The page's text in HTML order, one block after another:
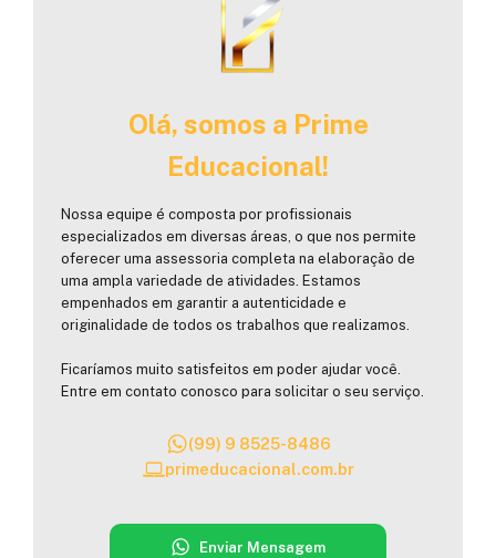
Olá, somos a Prime
Educacional!
Nossa equipe é composta por profissionais
especializados em diversas áreas, o que nos permite
oferecer uma assessoria completa na elaboração de
uma ampla variedade de atividades. Estamos
empenhados em garantir a autenticidade e
originalidade de todos os trabalhos que realizamos.
Ficaríamos muito satisfeitos em poder ajudar você.
Entre em contato conosco para solicitar o seu serviço.
(99) 9 8525-8486
primeducacional.com.br
Enviar Mensagem